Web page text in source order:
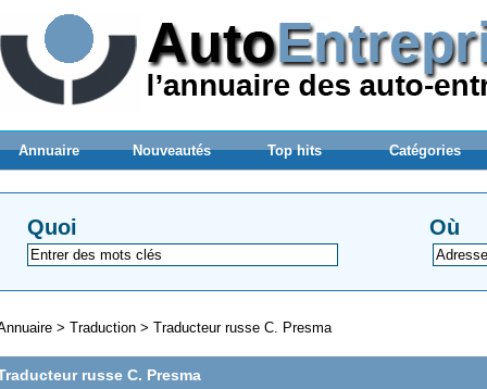
Annuaire Nouveautés Top hits Catégories
Quoi Où
> Traduction > Traducteur russe C. Presma
russe C. Presma